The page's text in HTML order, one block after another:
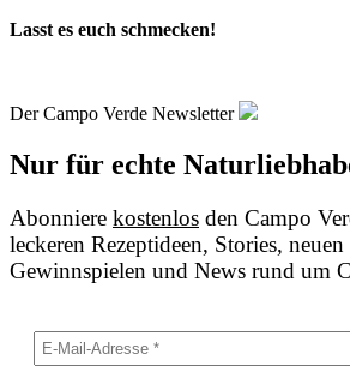
Lasst es euch schmecken!
Der Campo Verde Newsletter
Nur für echte
Abonniere kostenlos den Campo
leckeren Rezeptideen, Stories,
Gewinnspielen und News rund um